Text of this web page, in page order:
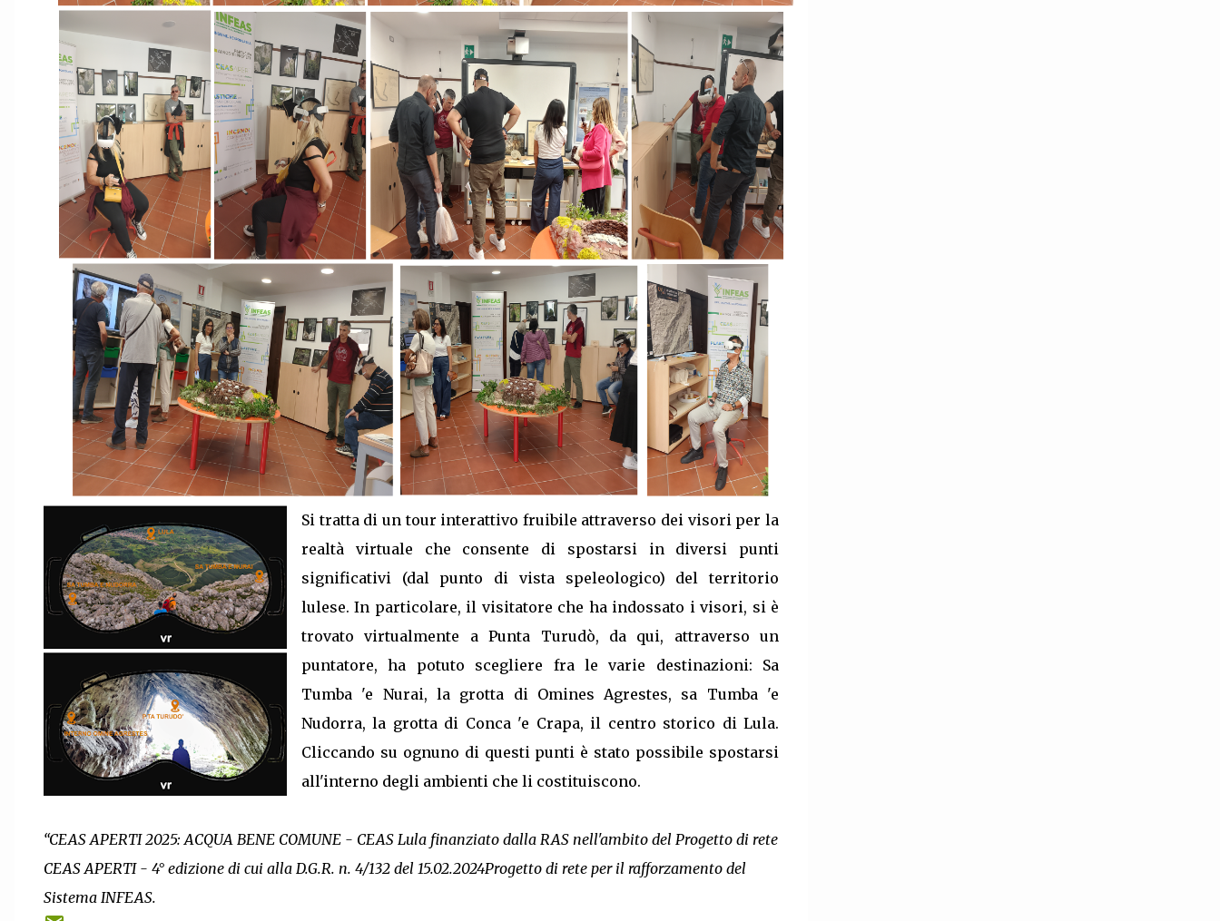
Si tratta di un tour interattivo fruibile attraverso dei visori per la
realtà virtuale che consente di spostarsi in diversi punti
significativi (dal punto di vista speleologico) del territorio
lulese. In particolare, il visitatore che ha indossato i visori, si è
trovato virtualmente a Punta Turudò, da qui, attraverso un
puntatore, ha potuto scegliere fra le varie destinazioni: Sa
Tumba 'e Nurai, la grotta di Omines Agrestes, sa Tumba 'e
Nudorra, la grotta di Conca 'e Crapa, il centro storico di Lula.
Cliccando su ognuno di questi punti è stato possibile spostarsi
all'interno degli ambienti che li costituiscono.
“CEAS APERTI 2025: ACQUA BENE COMUNE - CEAS Lula finanziato dalla RAS nell'ambito del Progetto di rete
CEAS APERTI - 4° edizione di cui alla D.G.R. n. 4/132 del 15.02.2024Progetto di rete per il rafforzamento del
Sistema INFEAS.